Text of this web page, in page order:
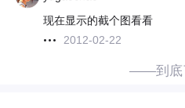
现在显示的截个图看看
2012-02-22
——到